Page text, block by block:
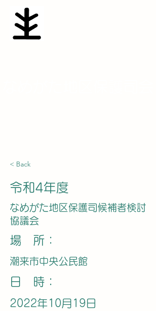
< Back
令和4年度
​なめがた地区保護司候補者検討
協議会
​場 所：
潮来市中央公民館
​日 時：
2022年10月19日